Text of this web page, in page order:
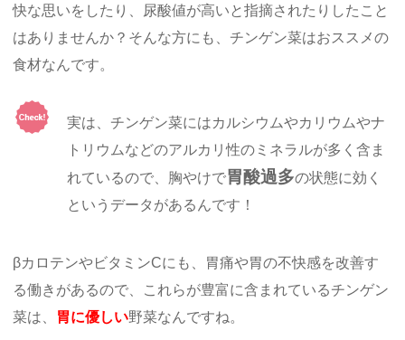
快な思いをしたり、尿酸値が高いと指摘されたりしたこと
はありませんか？そんな方にも、チンゲン菜はおススメの
食材なんです。
実は、チンゲン菜にはカルシウムやカリウムやナ
トリウムなどのアルカリ性のミネラルが多く含ま
れているので、胸やけで胃酸過多の状態に効く
というデータがあるんです！
βカロテンやビタミンCにも、胃痛や胃の不快感を改善す
る働きがあるので、これらが豊富に含まれているチンゲン
菜は、 胃に優しい野菜なんですね。